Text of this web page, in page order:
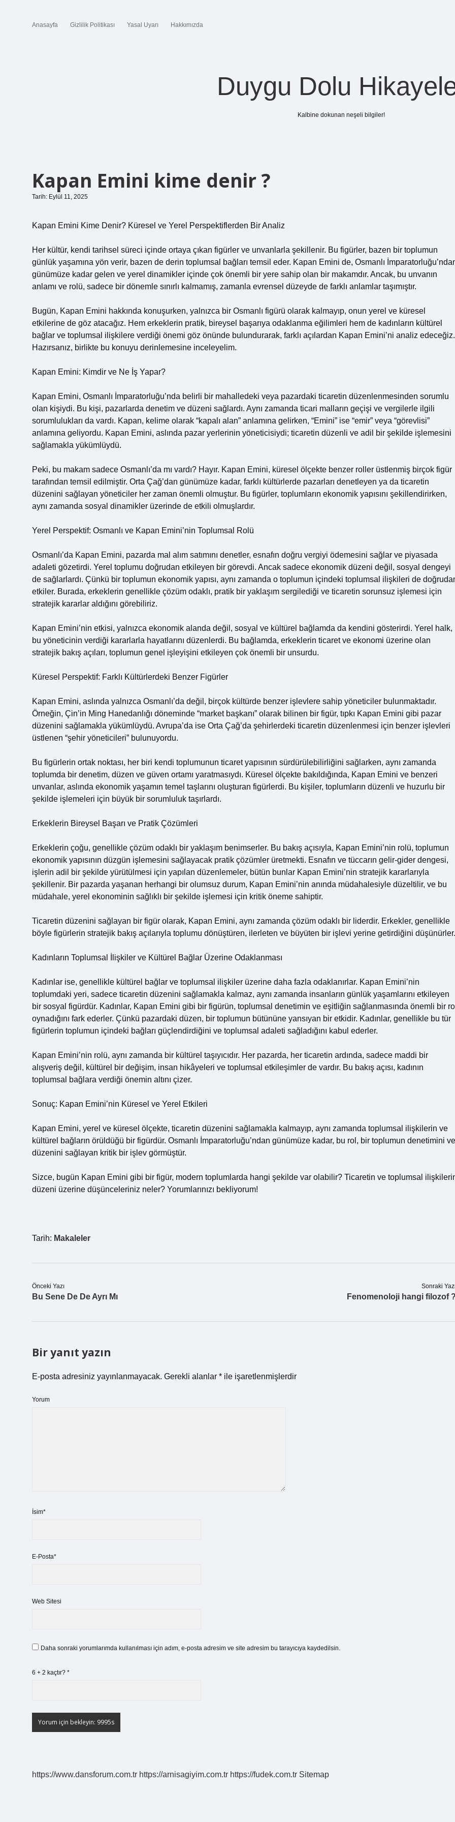
Anasayfa Gizlilik Politikası Yasal Uyarı Hakkımızda
Duygu Dolu
Kalbine dokunan neşeli bilgiler!
Kapan Emini kime denir ?
Tarih: Eylül 11, 2025
Kapan Emini Kime Denir? Küresel ve Yerel Perspektiflerden Bir Analiz
Her kültür, kendi tarihsel süreci içinde ortaya çıkan figürler ve unvanlarla şekillenir. Bu figürler, bazen bir toplumun
günlük yaşamına yön verir, bazen de derin toplumsal bağları temsil eder. Kapan Emini de, Osmanlı
günümüze kadar gelen ve yerel dinamikler içinde çok önemli bir yere sahip olan bir makamdır. Ancak, bu unvanın
anlamı ve rolü, sadece bir dönemle sınırlı kalmamış, zamanla evrensel düzeyde de farklı anlamlar taşımıştır.
Bugün, Kapan Emini hakkında konuşurken, yalnızca bir Osmanlı figürü olarak kalmayıp, onun yerel ve küresel
etkilerine de göz atacağız. Hem erkeklerin pratik, bireysel başarıya odaklanma eğilimleri hem de kadınların kültürel
bağlar ve toplumsal ilişkilere verdiği önemi göz önünde bulundurarak, farklı açılardan Kapan Emini’ni analiz edeceğiz.
Hazırsanız, birlikte bu konuyu derinlemesine inceleyelim.
Kapan Emini: Kimdir ve Ne İş Yapar?
Kapan Emini, Osmanlı İmparatorluğu’nda belirli bir mahalledeki veya pazardaki ticaretin düzenlenmesinden sorumlu
olan kişiydi. Bu kişi, pazarlarda denetim ve düzeni sağlardı. Aynı zamanda ticari malların geçişi ve vergilerle ilgili
sorumlulukları da vardı. Kapan, kelime olarak “kapalı alan” anlamına gelirken, “Emini” ise “emir” veya “görevlisi”
anlamına geliyordu. Kapan Emini, aslında pazar yerlerinin yöneticisiydi; ticaretin düzenli ve adil bir şekilde işlemesini
sağlamakla yükümlüydü.
Peki, bu makam sadece Osmanlı’da mı vardı? Hayır. Kapan Emini, küresel ölçekte benzer roller üstlenmiş birçok figür
tarafından temsil edilmiştir. Orta Çağ’dan günümüze kadar, farklı kültürlerde pazarları denetleyen ya da ticaretin
düzenini sağlayan yöneticiler her zaman önemli olmuştur. Bu figürler, toplumların ekonomik yapısını şekillendirirken,
aynı zamanda sosyal dinamikler üzerinde de etkili olmuşlardır.
Yerel Perspektif: Osmanlı ve Kapan Emini’nin Toplumsal Rolü
Osmanlı’da Kapan Emini, pazarda mal alım satımını denetler, esnafın doğru vergiyi ödemesini sağlar ve piyasada
adaleti gözetirdi. Yerel toplumu doğrudan etkileyen bir görevdi. Ancak sadece ekonomik düzeni değil, sosyal dengeyi
de sağlarlardı. Çünkü bir toplumun ekonomik yapısı, aynı zamanda o toplumun içindeki toplumsal ilişkileri de
etkiler. Burada, erkeklerin genellikle çözüm odaklı, pratik bir yaklaşım sergilediği ve ticaretin sorunsuz işlemesi için
stratejik kararlar aldığını görebiliriz.
Kapan Emini’nin etkisi, yalnızca ekonomik alanda değil, sosyal ve kültürel bağlamda da kendini gösterirdi. Yerel halk,
bu yöneticinin verdiği kararlarla hayatlarını düzenlerdi. Bu bağlamda, erkeklerin ticaret ve ekonomi üzerine olan
stratejik bakış açıları, toplumun genel işleyişini etkileyen çok önemli bir unsurdu.
Küresel Perspektif: Farklı Kültürlerdeki Benzer Figürler
Kapan Emini, aslında yalnızca Osmanlı’da değil, birçok kültürde benzer işlevlere sahip yöneticiler bulunmaktadır.
Örneğin, Çin’in Ming Hanedanlığı döneminde “market başkanı” olarak bilinen bir figür, tıpkı Kapan Emini gibi pazar
düzenini sağlamakla yükümlüydü. Avrupa’da ise Orta Çağ’da şehirlerdeki ticaretin düzenlenmesi için benzer işlevleri
üstlenen “şehir yöneticileri” bulunuyordu.
Bu figürlerin ortak noktası, her biri kendi toplumunun ticaret yapısının sürdürülebilirliğini sağlarken, aynı zamanda
toplumda bir denetim, düzen ve güven ortamı yaratmasıydı. Küresel ölçekte bakıldığında, Kapan Emini ve benzeri
unvanlar, aslında ekonomik yaşamın temel taşlarını oluşturan figürlerdi. Bu kişiler, toplumların düzenli ve huzurlu bir
şekilde işlemeleri için büyük bir sorumluluk taşırlardı.
Erkeklerin Bireysel Başarı ve Pratik Çözümleri
Erkeklerin çoğu, genellikle çözüm odaklı bir yaklaşım benimserler. Bu bakış açısıyla, Kapan Emini’nin rolü, toplumun
ekonomik yapısının düzgün işlemesini sağlayacak pratik çözümler üretmekti. Esnafın ve tüccarın gelir-gider dengesi,
işlerin adil bir şekilde yürütülmesi için yapılan düzenlemeler, bütün bunlar Kapan Emini’nin stratejik kararlarıyla
şekillenir. Bir pazarda yaşanan herhangi bir olumsuz durum, Kapan Emini’nin anında müdahalesiyle düzeltilir, ve bu
müdahale, yerel ekonominin sağlıklı bir şekilde işlemesi için kritik öneme sahiptir.
Ticaretin düzenini sağlayan bir figür olarak, Kapan Emini, aynı zamanda çözüm odaklı bir liderdir. Erkekler, genellikle
böyle figürlerin stratejik bakış açılarıyla toplumu dönüştüren, ilerleten ve büyüten bir işlevi yerine getirdiğini düşünürler.
Kadınların Toplumsal İlişkiler ve Kültürel Bağlar Üzerine Odaklanması
Kadınlar ise, genellikle kültürel bağlar ve toplumsal ilişkiler üzerine daha fazla odaklanırlar. Kapan Emini’nin
toplumdaki yeri, sadece ticaretin düzenini sağlamakla kalmaz, aynı zamanda insanların günlük yaşamlarını etkileyen
bir sosyal figürdür. Kadınlar, Kapan Emini gibi bir figürün, toplumsal denetimin ve eşitliğin sağlanmasında önemli bir rol
oynadığını fark ederler. Çünkü pazardaki düzen, bir toplumun bütününe yansıyan bir etkidir. Kadınlar, genellikle bu tür
figürlerin toplumun içindeki bağları güçlendirdiğini ve toplumsal adaleti sağladığını kabul ederler.
Kapan Emini’nin rolü, aynı zamanda bir kültürel taşıyıcıdır. Her pazarda, her ticaretin ardında, sadece maddi bir
alışveriş değil, kültürel bir değişim, insan hikâyeleri ve toplumsal etkileşimler de vardır. Bu bakış açısı, kadının
toplumsal bağlara verdiği önemin altını çizer.
Sonuç: Kapan Emini’nin Küresel ve Yerel Etkileri
Kapan Emini, yerel ve küresel ölçekte, ticaretin düzenini sağlamakla kalmayıp, aynı zamanda toplumsal ilişkilerin ve
kültürel bağların örüldüğü bir figürdür. Osmanlı İmparatorluğu’ndan günümüze kadar, bu rol, bir toplumun denetimini ve
düzenini sağlayan kritik bir işlev görmüştür.
Sizce, bugün Kapan Emini gibi bir figür, modern toplumlarda hangi şekilde var olabilir? Ticaretin ve toplumsal
düzeni üzerine düşünceleriniz neler? Yorumlarınızı bekliyorum!
Tarih: Makaleler
Önceki Yazı
Bu Sene De De Ayrı Mı
Sonraki
Fenomenoloji hangi filozof ?
Bir yanıt yazın
E-posta adresiniz yayınlanmayacak. Gerekli alanlar * ile işaretlenmişlerdir
Yorum
İsim*
E-Posta*
Web Sitesi
Daha sonraki yorumlarımda kullanılması için adım, e-posta adresim ve site adresim bu tarayıcıya kaydedilsin.
6 + 2 kaçtır? *
https://www.dansforum.com.tr https://arnisagiyim.com.tr https://fudek.com.tr Sitemap